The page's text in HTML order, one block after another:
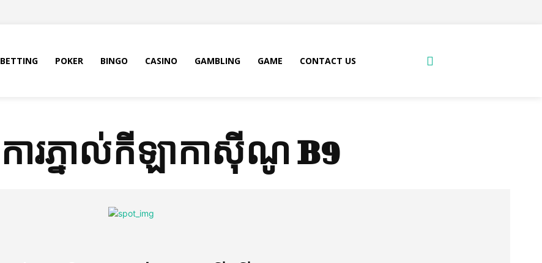
BETTING POKER BINGO CASINO GAMBLING GAME CONTACT US
ការភ្នាល់កីឡាកាស៊ីណូ B9